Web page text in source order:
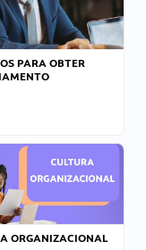
PARA OBTER
ORGANIZACIONAL